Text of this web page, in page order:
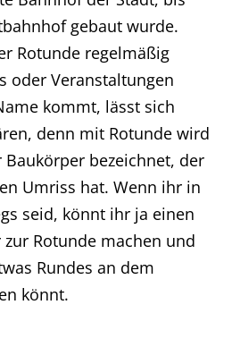
gebaut wurde.
Rotunde regelmäßig
oder Veranstaltungen
kommt, lässt sich
denn mit Rotunde wird
Baukörper bezeichnet, der
Umriss hat. Wenn ihr in
seid, könnt ihr ja einen
Rotunde machen und
Rundes an dem
könnt.